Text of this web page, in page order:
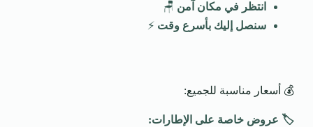
انتظر في مكان آمن 🪑
سنصل إليك بأسرع وقت ⚡
💰 أسعار مناسبة للجميع:
🏷️ عروض خاصة على الإطارات: